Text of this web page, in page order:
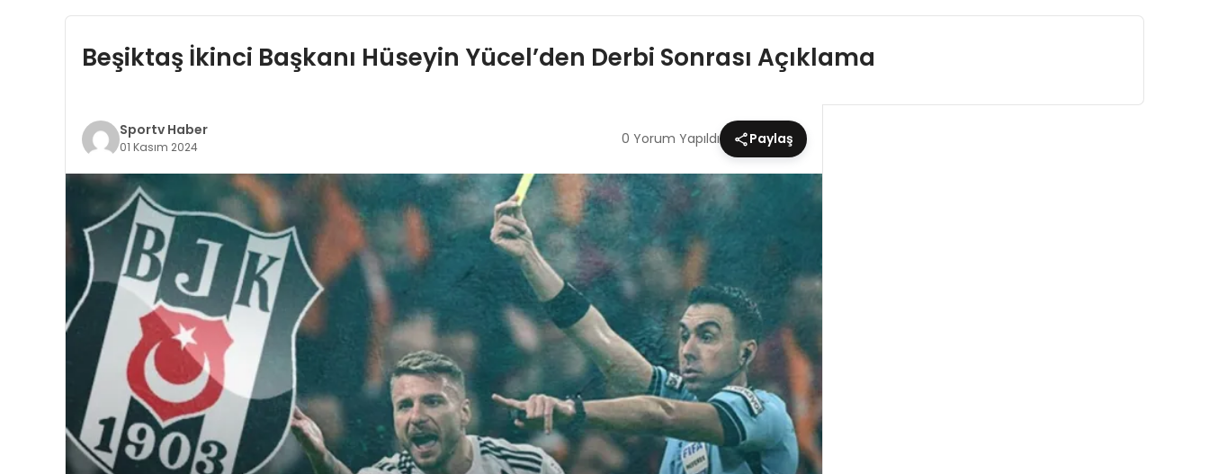
Beşiktaş İkinci Başkanı Hüseyin Yücel’den Derbi Sonrası Açıklama
Sportv Haber
01 Kasım 2024 0 Yorum Yapıldı Paylaş